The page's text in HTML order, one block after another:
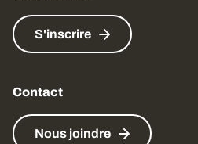
S'inscrire
Contact
Nous joindre